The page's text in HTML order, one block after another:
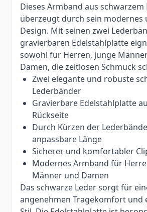
Dieses Armband aus schwarzem
überzeugt durch sein modernes
Design. Mit seinen zwei
gravierbaren Edelstahlplatte
sowohl für Herren, junge
Damen, die zeitlosen Schmuck
Zwei elegante und robuste
Lederbänder
Gravierbare Edelstahlplatte
Rückseite
Durch Kürzen der
anpassbare Länge
Sicherer und komfortabler
Modernes Armband für
Männer und Damen
Das schwarze Leder sorgt für
angenehmen Tragekomfort und